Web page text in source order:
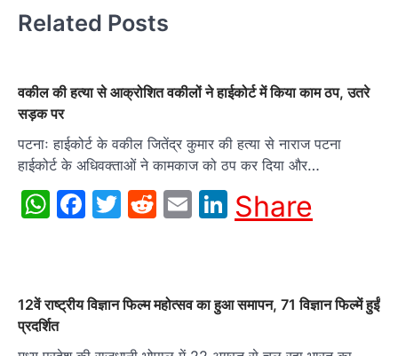
Related Posts
वकील की हत्या से आक्रोशित वकीलों ने हाईकोर्ट में किया काम ठप, उतरे
सड़क पर
पटनाः हाईकोर्ट के वकील जितेंद्र कुमार की हत्या से नाराज पटना
हाईकोर्ट के अधिवक्ताओं ने कामकाज को ठप कर दिया और…
WhatsApp
Facebook
Twitter
Reddit
EmailLinkedIn
Share
12वें राष्ट्रीय विज्ञान फिल्म महोत्सव का हुआ समापन, 71 विज्ञान फिल्में हुईं
प्रदर्शित